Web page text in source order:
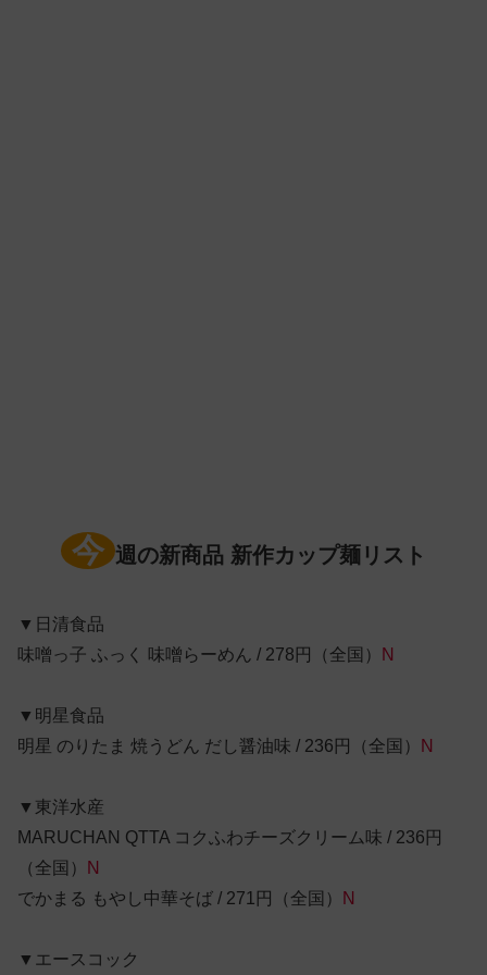
今 週の新商品 新作カップ麺リスト
▼日清食品
味噌っ子 ふっく 味噌らーめん / 278円（全国）
N
▼明星食品
明星 のりたま 焼うどん だし醤油味 / 236円（全国）
N
▼東洋水産
MARUCHAN QTTA コクふわチーズクリーム味 / 236円
（全国）
N
でかまる もやし中華そば / 271円（全国）
N
▼エースコック